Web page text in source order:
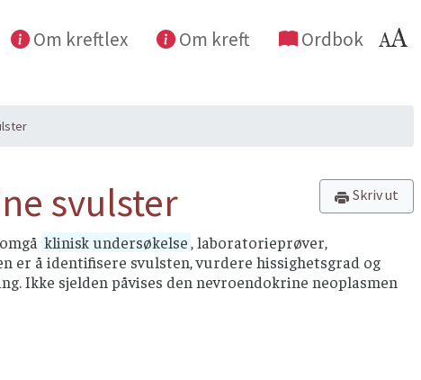
Om kreftlex Om kreft Ordbok
Skriv ut
svulster
klinisk undersøkelse, laboratorieprøver,
er å identifisere svulsten, vurdere hissighetsgrad og
Ikke sjelden påvises den nevroendokrine neoplasmen